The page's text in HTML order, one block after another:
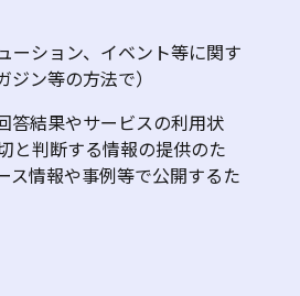
ーション、イベント等に関す
ン等の方法で）
答結果やサービスの利用状
と判断する情報の提供のた
ス情報や事例等で公開するた